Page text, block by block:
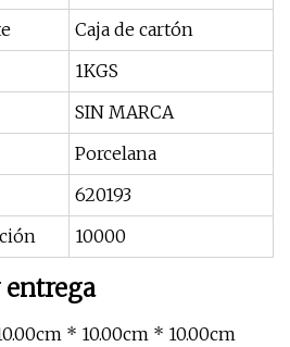
Caja de cartón
1KGS
SIN MARCA
Porcelana
620193
10000
entrega
* 10.00cm * 10.00cm